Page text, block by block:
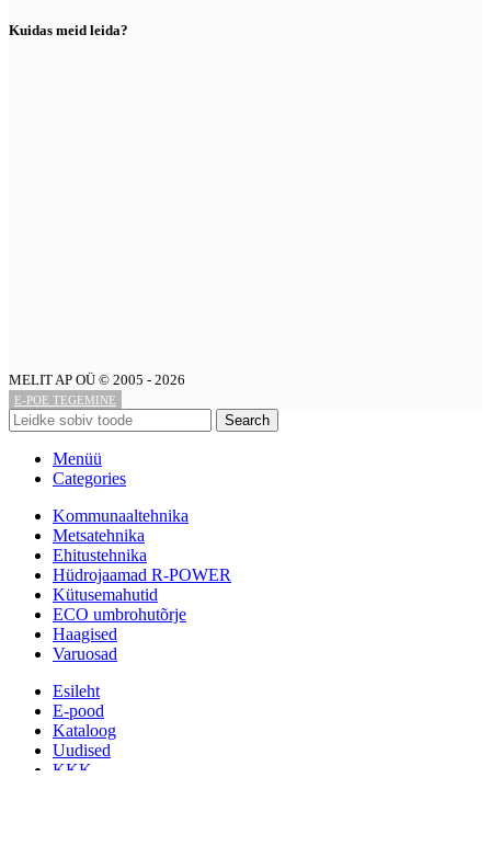
Kuidas meid leida?
MELIT AP OÜ © 2005 - 2026
E-POE TEGEMINE
Search
Menüü
Categories
Kommunaaltehnika
Metsatehnika
Ehitustehnika
Hüdrojaamad R-POWER
Kütusemahutid
ECO umbrohutõrje
Haagised
Varuosad
Esileht
E-pood
Kataloog
Uudised
KKK